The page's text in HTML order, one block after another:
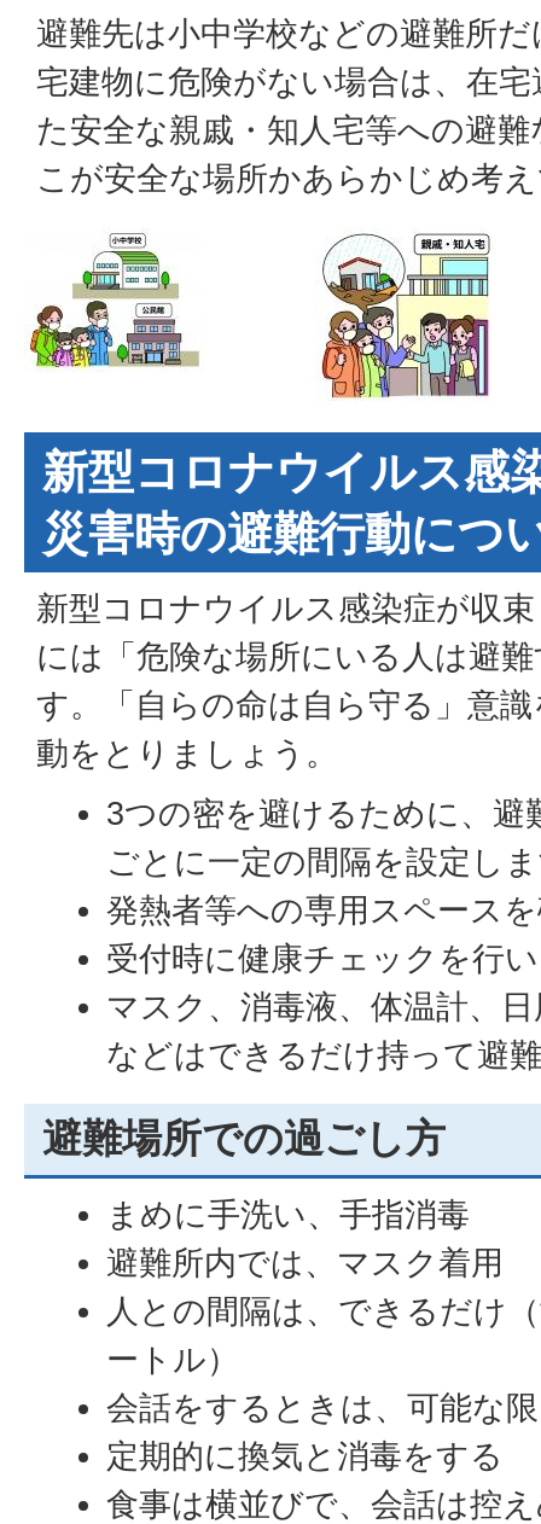
避難先は小中学校などの避難所
宅建物に危険がない場合は、在
た安全な親戚・知人宅等への避
こが安全な場所かあらかじめ考
新型コロナウイルス感
災害時の避難行動につ
新型コロナウイルス感染症が収
には「危険な場所にいる人は避
す。「自らの命は自ら守る」意
動をとりましょう。
3つの密を避けるために、避
ごとに一定の間隔を設定し
発熱者等への専用スペース
受付時に健康チェックを行
マスク、消毒液、体温計、
などはできるだけ持って避
避難場所での過ごし方
まめに手洗い、手指消毒
避難所内では、マスク着用
人との間隔は、できるだけ
ートル）
会話をするときは、可能な
定期的に換気と消毒をする
食事は横並びで、会話は控